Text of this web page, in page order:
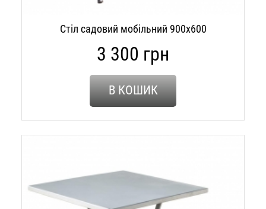
Стіл садовий мобільний 900х600
3 300 грн
В КОШИК